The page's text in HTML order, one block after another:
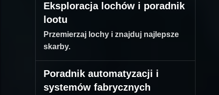
Eksploracja lochów i poradnik
lootu
Przemierzaj lochy i znajduj najlepsze
skarby.
Poradnik automatyzacji i
systemów fabrycznych